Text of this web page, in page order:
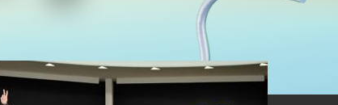
Alexia lansează videoclipul
oficial pentru „Nu mai am
nume”